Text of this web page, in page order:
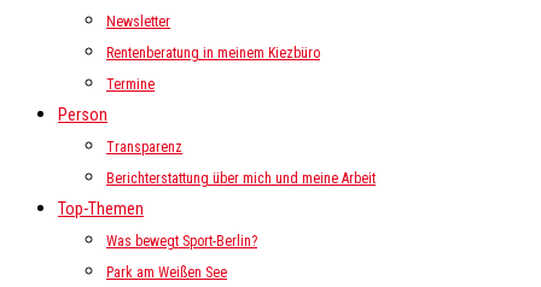
Newsletter
Rentenberatung in meinem Kiezbüro
Termine
Person
Transparenz
Berichterstattung über mich und meine Arbeit
Top-Themen
Was bewegt Sport-Berlin?
Park am Weißen See